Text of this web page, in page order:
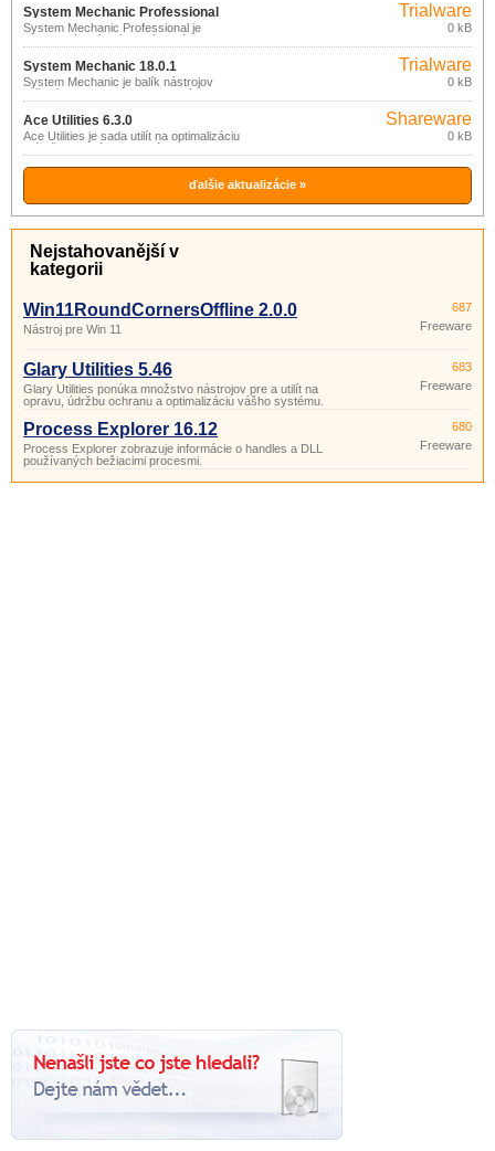
System Mechanic Professional
18.0.1
System Mechanic Professional je
kompletný balík výkonných nástrojov na
zaistenie optimálneho výkonu a
bezpečnosti PC.
Trialware
0 kB
System Mechanic 18.0.1
System Mechanic je balík nástrojov
určených na vyhľadanie, odstránenie a
prevenciu problémov s PC.
Trialware
0 kB
Ace Utilities 6.3.0
Ace Utilities je sada utilít na optimalizáciu
a údržbu systému: odstránenie
nepotrebných a duplicitných súborov,
vyčistenie registra, správa aplikácií
spúšťaných pri štarte, správca cookies,
Shareware
0 kB
ďalšie aktualizácie »
Nejstahovanější v
kategorii
Win11RoundCornersOffline 2.0.0
Nástroj pre Win 11
687
Freeware
Glary Utilities 5.46
Glary Utilities ponúka množstvo nástrojov pre a utilít na
opravu, údržbu ochranu a optimalizáciu vášho systému.
683
Freeware
Process Explorer 16.12
Process Explorer zobrazuje informácie o handles a DLL
používaných bežiacimi procesmi.
680
Freeware